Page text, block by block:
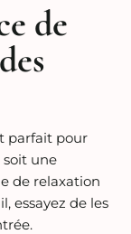
de
parfait pour
soit une
de relaxation
essayez de les